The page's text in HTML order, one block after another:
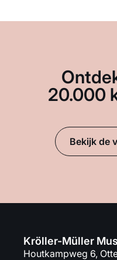
20.000
Bekijk de
Kröller-Müller
Houtkampweg 6,